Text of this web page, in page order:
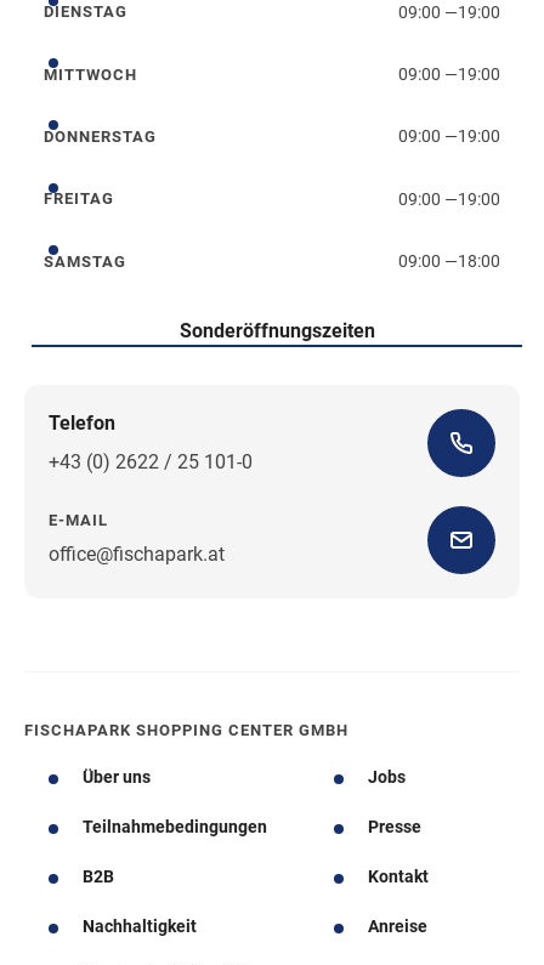
Dienstag
DIENSTAG 09:00 —19:00
Mittwoch
MITTWOCH 09:00 —19:00
Donnerstag
DONNERSTAG 09:00 —19:00
Freitag
FREITAG 09:00 —19:00
Samstag
SAMSTAG 09:00 —18:00
Sonderöffnungszeiten
Telefon
+43 (0) 2622 / 25 101-0
E-MAIL
office@fischapark.atWegbeschreibung
FISCHAPARK SHOPPING CENTER GMBH
Über uns Jobs
Teilnahmebedingungen Presse
B2B Kontakt
Nachhaltigkeit Anreise